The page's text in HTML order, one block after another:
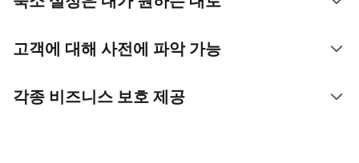
고객에 대해 사전에 파악 가능
각종 비즈니스 보호 제공